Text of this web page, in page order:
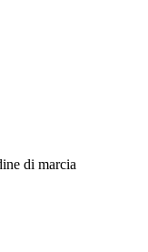
di marcia